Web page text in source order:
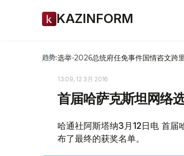
KAZINFORM
趋势:选举-2026总统府任免事件国情咨文跨
13:09, 12 3月 2016
首届哈萨克斯坦网络
哈通社阿斯塔纳3月12日电 首
布了最终的获奖名单。